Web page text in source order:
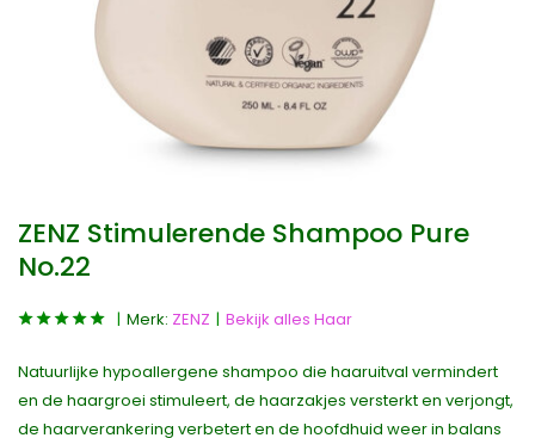
ZENZ Stimulerende Shampoo Pure
No.22
Merk: ZENZ Bekijk alles Haar
Natuurlijke hypoallergene shampoo die haaruitval vermindert
en de haargroei stimuleert, de haarzakjes versterkt en verjongt,
de haarverankering verbetert en de hoofdhuid weer in balans